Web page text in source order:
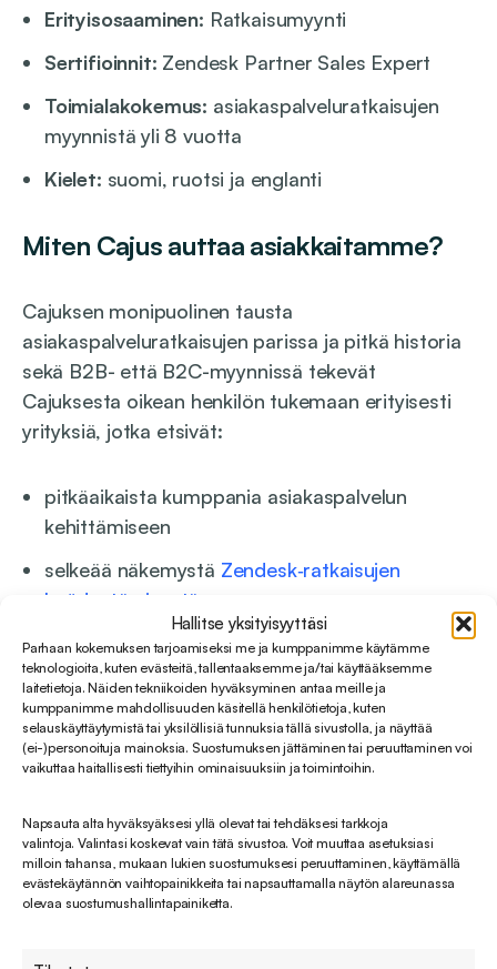
Hallitse yksityisyyttäsi
Parhaan kokemuksen tarjoamiseksi me ja kumppanimme käytämme
teknologioita, kuten evästeitä, tallentaaksemme ja/tai käyttääksemme
laitetietoja. Näiden tekniikoiden hyväksyminen antaa meille ja
kumppanimme mahdollisuuden käsitellä henkilötietoja, kuten
selauskäyttäytymistä tai yksilöllisiä tunnuksia tällä sivustolla, ja näyttää
(ei-)personoituja mainoksia. Suostumuksen jättäminen tai peruuttaminen voi
vaikuttaa haitallisesti tiettyihin ominaisuuksiin ja toimintoihin.
Napsauta alta hyväksyäksesi yllä olevat tai tehdäksesi tarkkoja
valintoja. Valintasi koskevat vain tätä sivustoa. Voit muuttaa asetuksiasi
milloin tahansa, mukaan lukien suostumuksesi peruuttaminen, käyttämällä
evästekäytännön vaihtopainikkeita tai napsauttamalla näytön alareunassa
olevaa suostumushallintapainiketta.
Erityisosaaminen: Ratkaisumyynti
Sertifioinnit: Zendesk Partner Sales Expert
Toimialakokemus: asiakaspalveluratkaisujen
myynnistä yli 8 vuotta
Kielet: suomi, ruotsi ja englanti
Miten Cajus auttaa asiakkaitamme?
Cajuksen monipuolinen tausta
asiakaspalveluratkaisujen parissa ja pitkä historia
sekä B2B- että B2C-myynnissä tekevät
Cajuksesta oikean henkilön tukemaan erityisesti
yrityksiä, jotka etsivät:
pitkäaikaista kumppania asiakaspalvelun
kehittämiseen
selkeää näkemystä Zendesk‑ratkaisujen
hyödyntämisestä
ratkaisuja, jotka skaalautuvat liiketoiminnan
mukana
Cajuksen lähestymistapa on aina
liiketoimintalähtöinen, ja hän keskittyy
ymmärtämään asiakkaan toimintaa, tavoitteita ja
kipukohtia ennen ratkaisujen esittämistä. Näin
syntyy kokonaisuuksia, jotka eivät ratkaise vain
tämän päivän tarpeita, vaan tukevat asiakasta
myös tulevaisuudessa.